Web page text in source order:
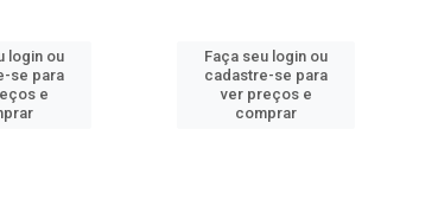
login ou
se para
e
Faça seu login ou
cadastre-se para
ver preços e
comprar